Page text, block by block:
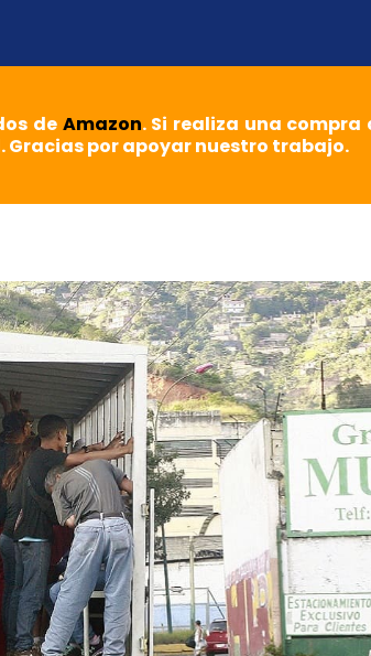
de Amazon. Si realiza una
por apoyar nuestro trabajo.